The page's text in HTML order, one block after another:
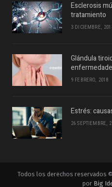
Esclerosis
tratamiento
3 DICIEMBRE,
Glándula
9 FEBRERO, 2018
Estrés:
26 SEPTIEMBRE,
Todos los derechos reservados
por Big